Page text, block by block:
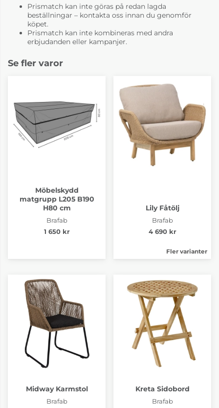
Prismatch kan inte göras på redan lagda
beställningar – kontakta oss innan du genomför
köpet.
Prismatch kan inte kombineras med andra
erbjudanden eller kampanjer.
Se fler varor
Möbelskydd
matgrupp L205 B190
H80 cm
Brafab
1 650 kr
Lily Fåtölj
Brafab
4 690 kr
Fler varianter
Midway Karmstol
Brafab
Kreta Sidobord
Brafab